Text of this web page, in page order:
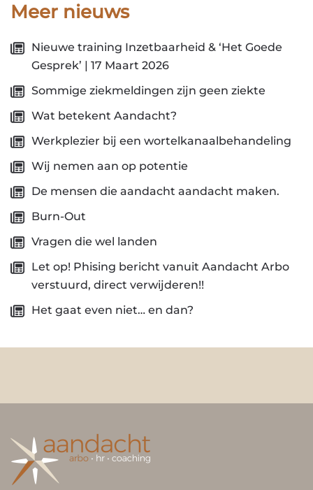
Meer nieuws
Nieuwe training Inzetbaarheid & ‘Het Goede
Gesprek’ | 17 Maart 2026
Sommige ziekmeldingen zijn geen ziekte
Wat betekent Aandacht?
Werkplezier bij een wortelkanaalbehandeling
Wij nemen aan op potentie
De mensen die aandacht aandacht maken.
Burn-Out
Vragen die wel landen
Let op! Phising bericht vanuit Aandacht Arbo
verstuurd, direct verwijderen!!
Het gaat even niet… en dan?